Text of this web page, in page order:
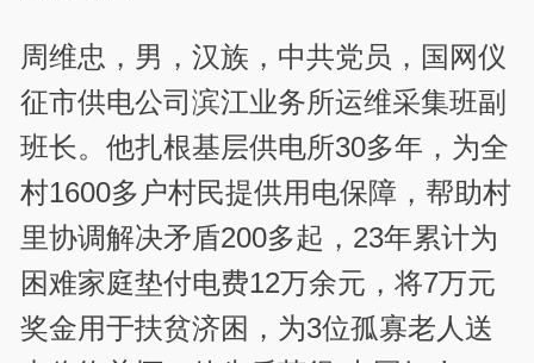
周维忠，男，汉族，中共党员，国网仪
征市供电公司滨江业务所运维采集班副
班长。他扎根基层供电所30多年，为全
村1600多户村民提供用电保障，帮助村
里协调解决矛盾200多起，23年累计为
困难家庭垫付电费12万余元，将7万元
奖金用于扶贫济困，为3位孤寡老人送